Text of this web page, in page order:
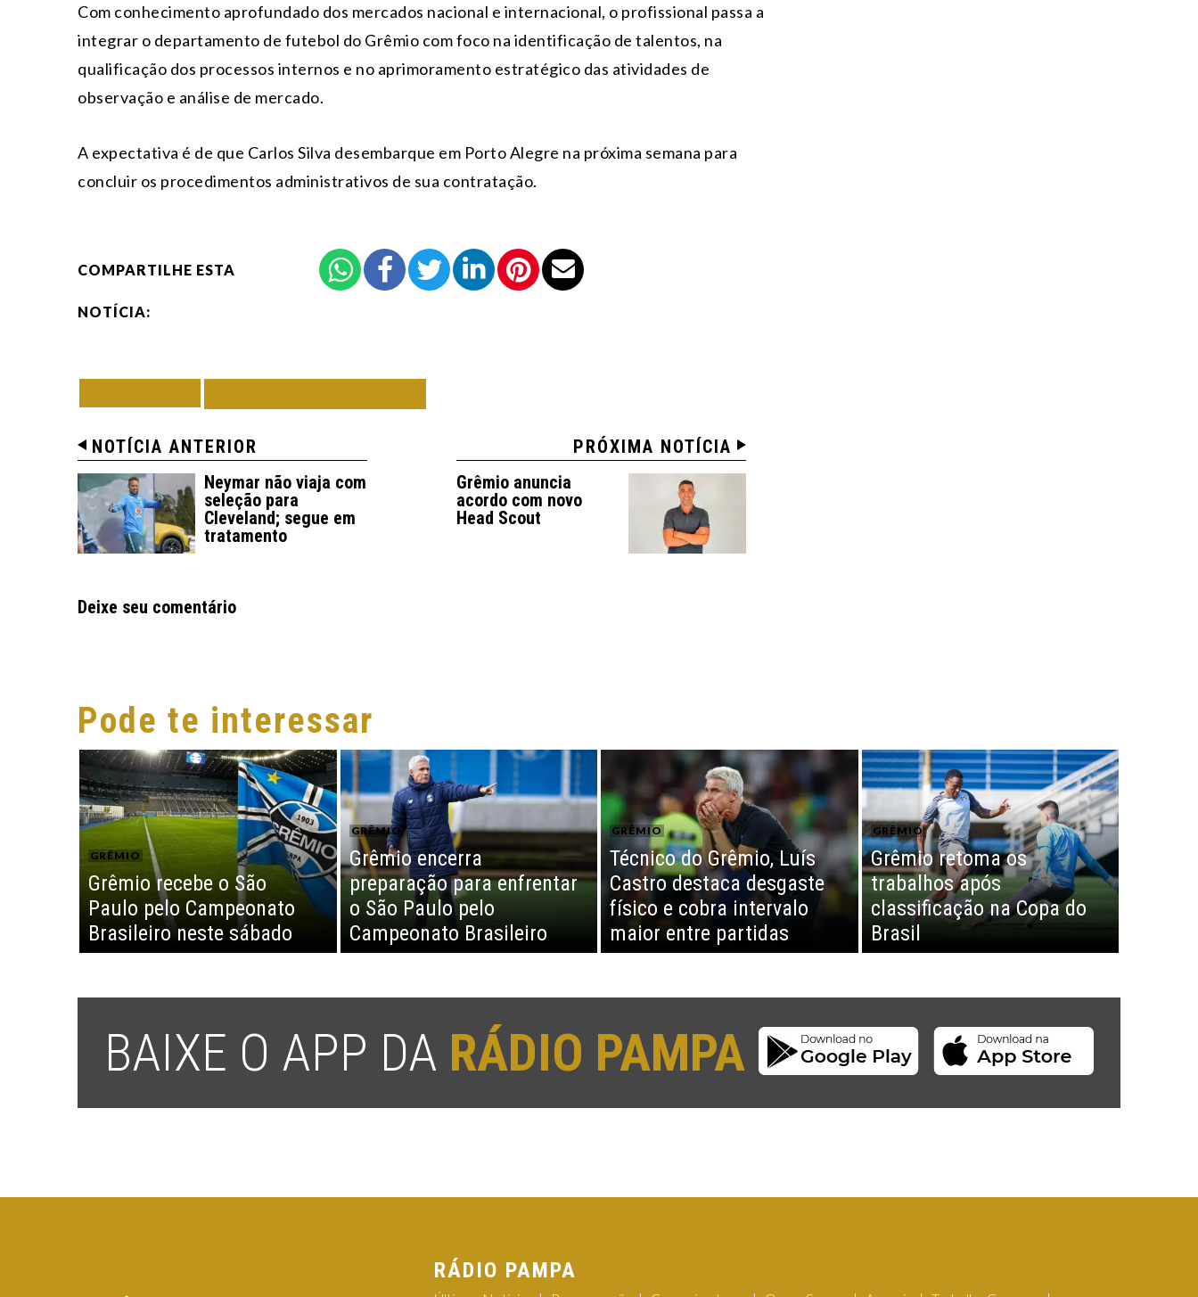
Com conhecimento aprofundado dos mercados nacional e internacional, o profissional passa a
integrar o departamento de futebol do Grêmio com foco na identificação de talentos, na
qualificação dos processos internos e no aprimoramento estratégico das atividades de
observação e análise de mercado.
A expectativa é de que Carlos Silva desembarque em Porto Alegre na próxima semana para
concluir os procedimentos administrativos de sua contratação.
COMPARTILHE ESTA
NOTÍCIA:
NOTÍCIA ANTERIOR
Neymar não viaja com
seleção para
Cleveland; segue em
tratamento
PRÓXIMA NOTÍCIA
Grêmio anuncia
acordo com novo
Head Scout
Deixe seu comentário
Pode te interessar
GRÊMIO
Grêmio recebe o São
Paulo pelo Campeonato
Brasileiro neste sábado
GRÊMIO
Grêmio encerra
preparação para enfrentar
o São Paulo pelo
Campeonato Brasileiro
GRÊMIO
Técnico do Grêmio, Luís
Castro destaca desgaste
físico e cobra intervalo
maior entre partidas
GRÊMIO
Grêmio retoma os
trabalhos após
classificação na Copa do
Brasil
BAIXE O APP DA RÁDIO PAMPA
RÁDIO PAMPA